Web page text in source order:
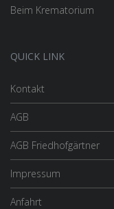
Beim Krematorium
QUICK LINK
Kontakt
AGB
AGB Friedhofgärtner
Impressum
Anfahrt